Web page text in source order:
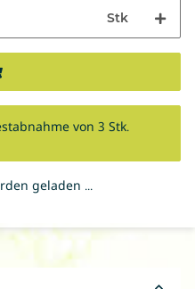
Stk
von 3 Stk.
geladen ...